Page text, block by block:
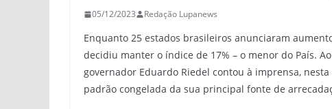
05/12/2023 Redação Lupanews
Enquanto 25 estados brasileiros anunciaram
decidiu manter o índice de 17% – o menor do País.
governador Eduardo Riedel contou à imprensa,
padrão congelada da sua principal fonte de